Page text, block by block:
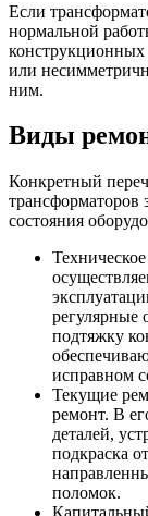
Если
нормальной
конструкционных
или
ним.
Виды
Конкретный
трансформаторов
состояния
регулярные
подтяжку
исправном
Текущие
ремонт. В
деталей,
подкраска
поломок.